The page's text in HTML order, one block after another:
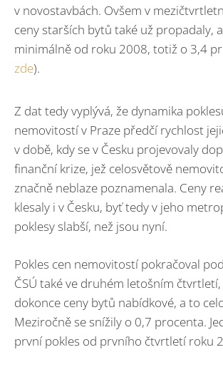
v novostavbách. Ovšem v
ceny starších bytů také už propadaly,
minimálně od roku 2008, totiž o 3,4
zde).
Z dat tedy vyplývá, že dynamika
nemovitostí v Praze předčí rychlost
v době, kdy se v Česku projevovaly
finanční krize, jež celosvětově
značně neblaze poznamenala. Ceny
klesaly i v Česku, byť tedy v jeho
poklesy slabší, než jsou nyní.
Pokles cen nemovitostí pokračoval
ČSÚ také ve druhém letošním
dokonce ceny bytů nabídkové, a to
Meziročně se snížily o 0,7 procenta.
první pokles od prvního čtvrtletí roku